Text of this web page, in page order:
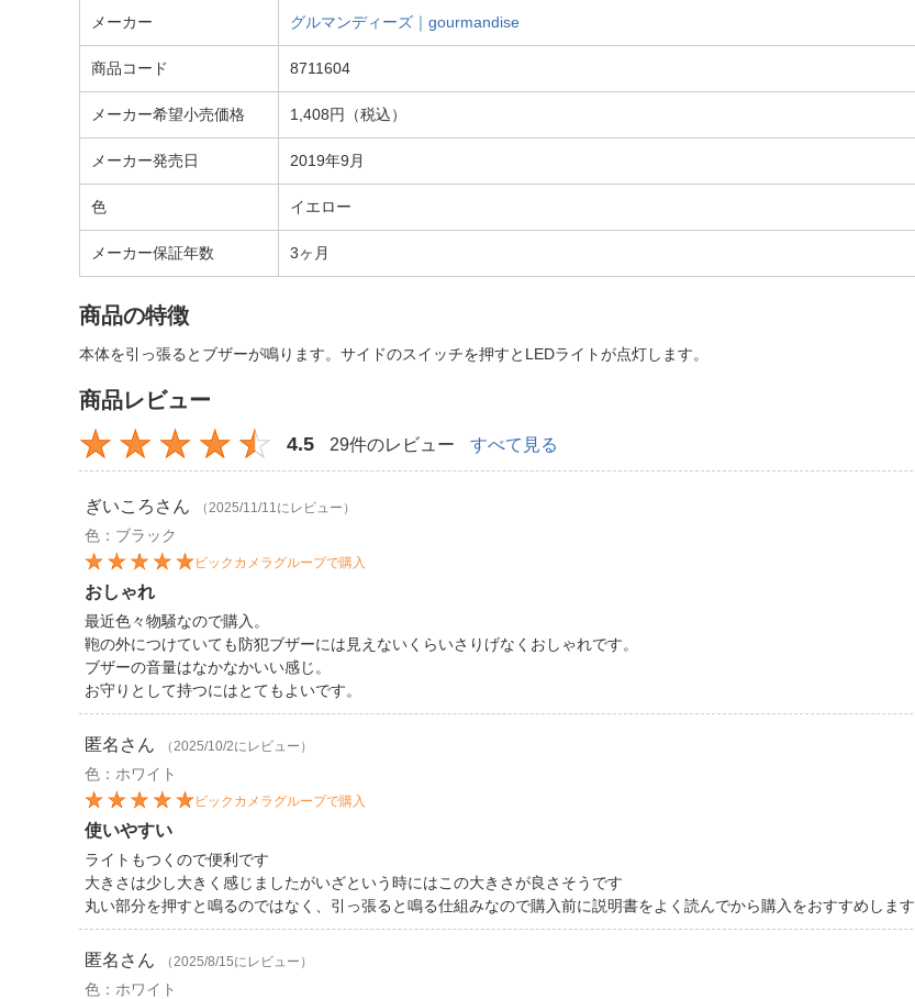
メーカー グルマンディーズ｜gourmandise
商品コード 8711604
メーカー希望小売価格 1,408円（税込）
メーカー発売日 2019年9月
色 イエロー
メーカー保証年数 3ヶ月
商品の特徴
本体を引っ張るとブザーが鳴ります。サイドのスイッチを押すとLEDライトが点灯します。
商品レビュー
4.5 29件のレビュー すべて見る
ぎいころ さん （2025/11/11にレビュー）
色：ブラック
ビックカメラグループで購入
おしゃれ
最近色々物騒なので購入。
鞄の外につけていても防犯ブザーには見えないくらいさりげなくおしゃれです。
ブザーの音量はなかなかいい感じ。
お守りとして持つにはとてもよいです。
匿名 さん （2025/10/2にレビュー）
色：ホワイト
ビックカメラグループで購入
使いやすい
ライトもつくので便利です
大きさは少し大きく感じましたがいざという時にはこの大きさが良さそうです
丸い部分を押すと鳴るのではなく、引っ張ると鳴る仕組みなので購入前に説明書をよく読んでから購入をおすすめします
匿名 さん （2025/8/15にレビュー）
色：ホワイト